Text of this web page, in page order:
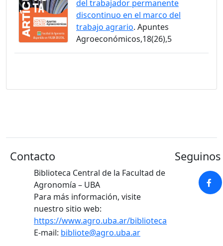
del trabajador permanente
discontinuo en el marco del
trabajo agrario. Apuntes
Agroeconómicos,18(26),5
Contacto
Biblioteca Central de la Facultad de
Agronomía – UBA
Para más información, visite
nuestro sitio web:
https://www.agro.uba.ar/biblioteca
E-mail: bibliote@agro.uba.ar